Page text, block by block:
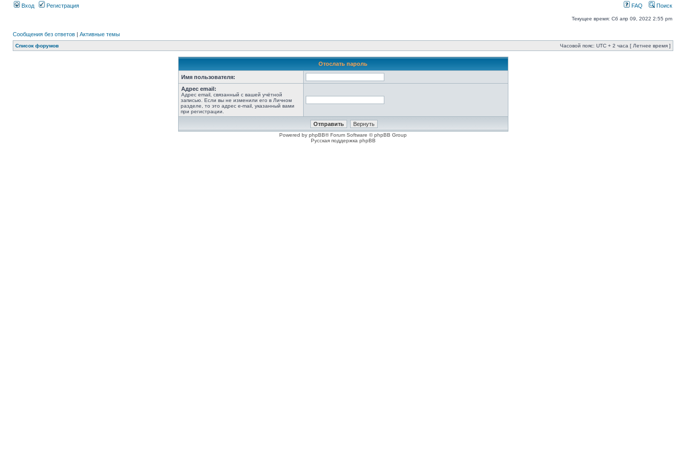
Вход Регистрация FAQ Поиск
Текущее время: Сб апр 09, 2022 2:55 pm
Сообщения без ответов | Активные темы
Список форумов Часовой пояс: UTC + 2 часа [ Летнее время ]
Отослать пароль
Имя пользователя:
Адрес email:
Адрес email, связанный с вашей учётной
записью. Если вы не изменили его в Личном
разделе, то это адрес e-mail, указанный вами
при регистрации.
Powered by phpBB® Forum Software © phpBB Group
Русская поддержка phpBB